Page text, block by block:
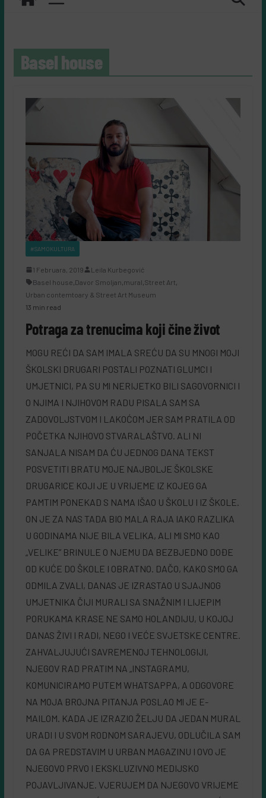
Basel house
#SAMOKULTURA
1 Februara, 2019
Leila Kurbegović
Basel house Davor Smoljan mural Street Art
Urban contemtoary & Street Art Museum
13 min read
Potraga za trenucima koji čine život
MOGU REĆI DA SAM IMALA SREĆU DA SU MNOGI MOJI
ŠKOLSKI DRUGARI POSTALI POZNATI GLUMCI I
UMJETNICI, PA SU Ml NERIJETKO BILI SAGOVORNICI I
O NJIMA I NJIHOVOM RADU PISALA SAM SA
ZADOVOLJSTVOM I LAKOĆOM JER SAM PRATILA OD
POČETKA NJIHOVO STVARALAŠTVO. ALI NI
SANJALA NISAM DA ĆU JEDNOG DANA TEKST
POSVETITI BRATU MOJE NAJBOLJE ŠKOLSKE
DRUGARICE KOJI JE U VRIJEME IZ KOJEG GA
PAMTIM PONEKAD S NAMA IŠAO U ŠKOLU I IZ ŠKOLE.
ON JE ZA NAS TADA BIO MALA RAJA IAKO RAZLIKA
U GODINAMA NIJE BILA VELIKA, ALI Ml SMO KAO
„VELIKE” BRINULE O NJEMU DA BEZBJEDNO DOĐE
OD KUĆE DO ŠKOLE I OBRATNO. DAČO, KAKO SMO GA
ODMILA ZVALI, DANAS JE IZRASTAO U SJAJNOG
UMJETNIKA ČIJI MURALI SA SNAŽNIM I LIJEPIM
PORUKAMA KRASE NE SAMO HOLANDIJU, U KOJOJ
DANAS ŽIVI I RADI, NEGO I VEĆE SVJETSKE CENTRE.
ZAHVALJUJUĆI SAVREMENOJ TEHNOLOGIJI,
NJEGOV RAD PRATIM NA „INSTAGRAMU,
KOMUNICIRAMO PUTEM WHATSAPPA, A ODGOVORE
NA MOJA BROJNA PITANJA POSLAO Ml JE E-
MAILOM. KADA JE IZRAZIO ŽELJU DA JEDAN MURAL
URADI I U SVOM RODNOM SARAJEVU, ODLUČILA SAM
DA GA PREDSTAVIM U URBAN MAGAZINU I OVO JE
NJEGOVO PRVO I EKSKLUZIVNO MEDIJSKO
POJAVLJIVANJE. VJERUJEM DA NJEGOVO VRIJEME